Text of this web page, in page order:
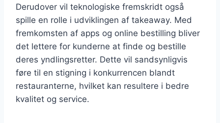
Derudover vil teknologiske fremskridt også
spille en rolle i udviklingen af takeaway. Med
fremkomsten af apps og online bestilling bliver
det lettere for kunderne at finde og bestille
deres yndlingsretter. Dette vil sandsynligvis
føre til en stigning i konkurrencen blandt
restauranterne, hvilket kan resultere i bedre
kvalitet og service.